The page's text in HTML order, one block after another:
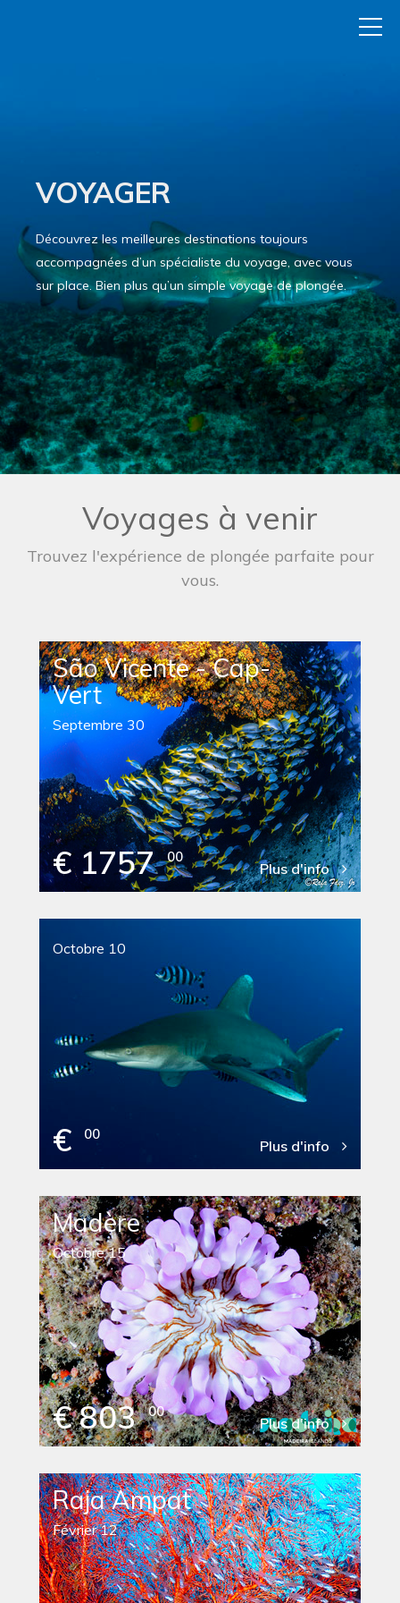
VOYAGER
Découvrez les meilleures destinations toujours
accompagnées d’un spécialiste du voyage, avec vous
sur place. Bien plus qu’un simple voyage de plongée.
Voyages à venir
Trouvez l'expérience de plongée parfaite pour
vous.
São Vicente - Cap-
Vert
Septembre 30
€ 1757 00
Plus d'info
Octobre 10
€ 00
Plus d'info
Madère
Octobre 15
€ 803 00
Plus d'info
Raja Ampat
Février 12